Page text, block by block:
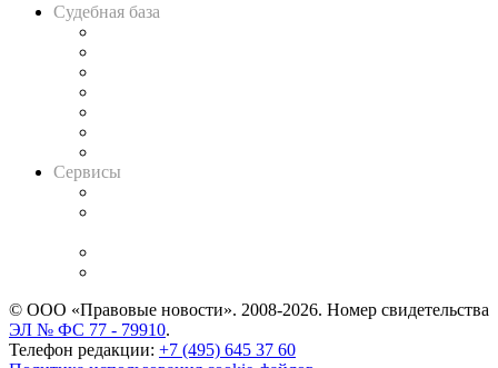
Судебная база
Сервисы
© ООО «Правовые новости». 2008-2026. Номер свидетельства
ЭЛ № ФС 77 - 79910.
Телефон редакции: +7 (495) 645 37 60